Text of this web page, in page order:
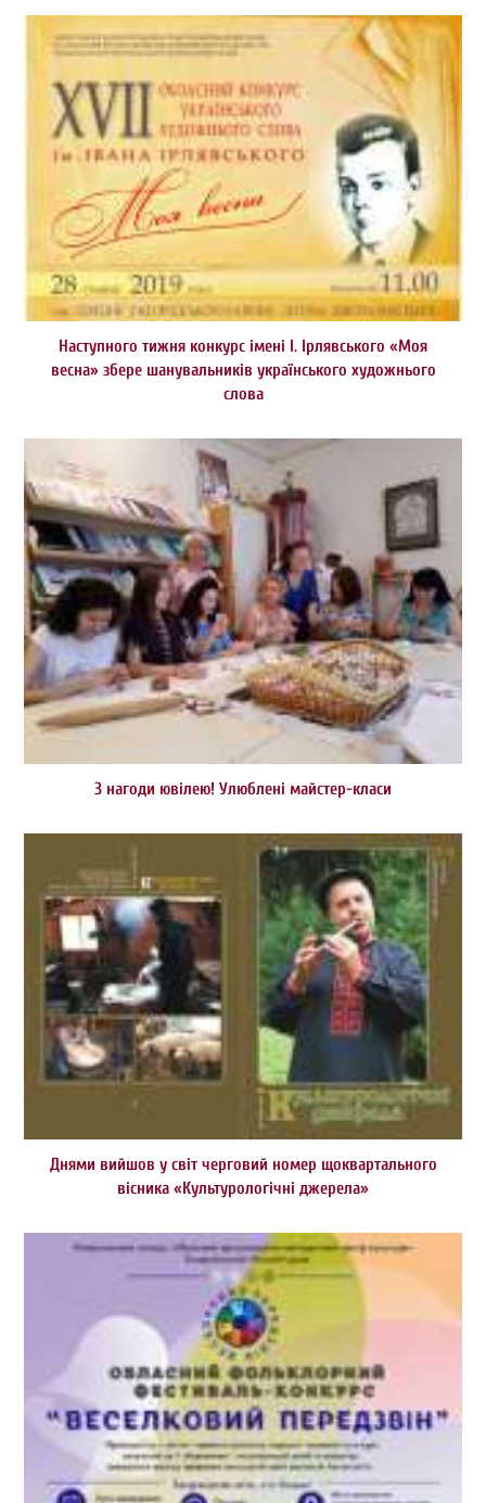
Наступного тижня конкурс імені І. Ірлявського «Моя
весна» збере шанувальників українського художнього
слова
З нагоди ювілею! Улюблені майстер-класи
Днями вийшов у світ черговий номер щоквартального
вісника «Культурологічні джерела»